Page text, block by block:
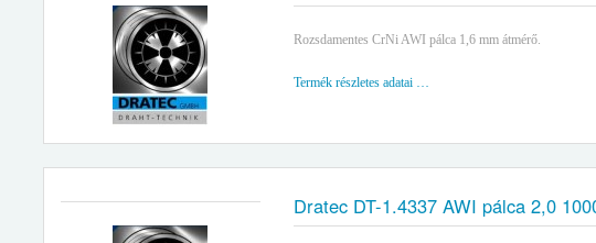
Rozsdamentes CrNi AWI pálca 1,6 mm átmérő.
Termék részletes adatai …
Dratec DT-1.4337 AWI pálca 2,0